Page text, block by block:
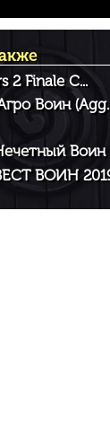
2 Finale C...
Воин
Воин
ВОИН